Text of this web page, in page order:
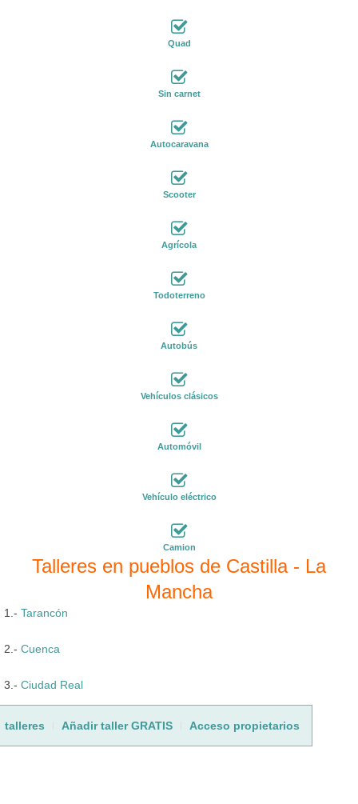
Quad
Sin carnet
Autocaravana
Scooter
Agrícola
Todoterreno
Autobús
Vehículos clásicos
Automóvil
Vehículo eléctrico
Camion
Talleres en pueblos de Castilla - La
Mancha
1.- Tarancón
2.- Cuenca
3.- Ciudad Real
talleres Añadir taller GRATIS Acceso propietarios